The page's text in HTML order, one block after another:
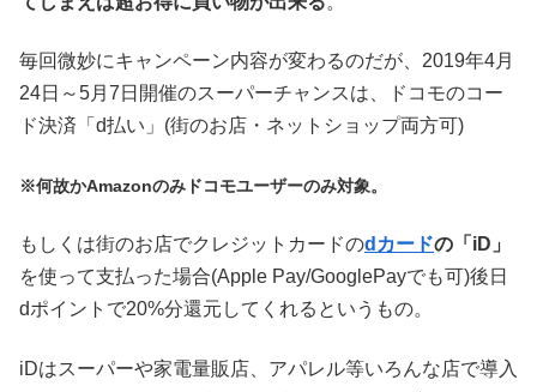
毎回微妙にキャンペーン内容が変わるのだが、2019年4月
24日～5月7日開催のスーパーチャンスは、ドコモのコー
ド決済「d払い」(街のお店・ネットショップ両方可)
※何故かAmazonのみドコモユーザーのみ対象。
もしくは街のお店でクレジットカードのdカードの「iD」
を使って支払った場合(Apple Pay/GooglePayでも可)後日
dポイントで20%分還元してくれるというもの。
iDはスーパーや家電量販店、アパレル等いろんな店で導入